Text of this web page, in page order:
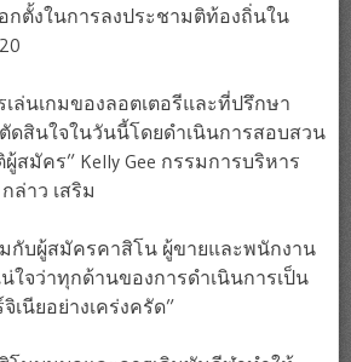
กตั้งในการลงประชามติท้องถิ่นใน
ล่นเกมของลอตเตอรีและที่ปรึกษา
ดสินใจในวันนี้โดยดำเนินการสอบสวน
สมัคร” Kelly Gee กรรมการบริหาร
ล่าว เสริม
มกับผู้สมัครคาสิโน ผู้ขายและพนักงาน
ใจว่าทุกด้านของการดำเนินการเป็น
เนียอย่างเคร่งครัด”